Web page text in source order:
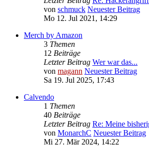
von schmuck Neuester Beitrag
Mo 12. Jul 2021, 14:29
Merch by Amazon
3 Themen
12 Beiträge
Letzter Beitrag Wer war das...
von magann Neuester Beitrag
Sa 19. Jul 2025, 17:43
Calvendo
1 Themen
40 Beiträge
Letzter Beitrag Re: Meine
von MonarchC Neuester Beitrag
Mi 27. Mär 2024, 14:22